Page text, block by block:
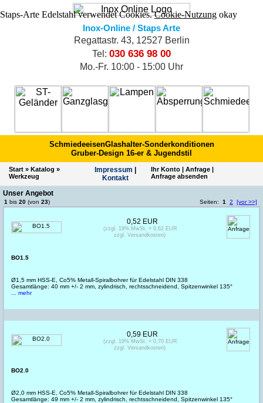
Staps-Arte Edelstahl verwendet Cookies.Cookie-Nutzung okay
Inox-Online / Staps Arte
Regattastr. 43, 12527 Berlin
Tel: 030 636 98 00
Mo.-Fr. 10:00 - 15:00 Uhr
SchmiedeeisenGlashalter-Sonderkonditionen
Gruber-Design 16-er & Jugendstil
Start » Katalog »
Werkzeug
Impres­sum
Kontakt
Ihr Konto| Anfrage|
Anfrage absenden
Unser Angebot
1 bis 20 (von 23) Seiten: 1 2 [vor >>]
BO1.5
Ø1,5 mm HSS-E, Co5% Metall-Spiralbohrer für Edelstahl DIN 338
Gesamtlänge: 40 mm +/- 2 mm, zylindrisch, rechtsschneidend, Spitzenwinkel 135°
... mehr
0,52 EUR
(zzgl. 19% MwSt. = 0,62 EUR
zzgl. Versandkosten)
BO2.0
Ø2,0 mm HSS-E, Co5% Metall-Spiralbohrer für Edelstahl DIN 338
Gesamtlänge: 49 mm +/- 2 mm, zylindrisch, rechtsschneidend, Spitzenwinkel 135°
0,59 EUR
(zzgl. 19% MwSt. = 0,70 EUR
zzgl. Versandkosten)